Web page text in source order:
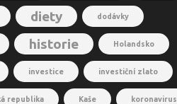
diety dodávky
historie Holandsko
investice investiční zlato
republika Kaše koronavirus